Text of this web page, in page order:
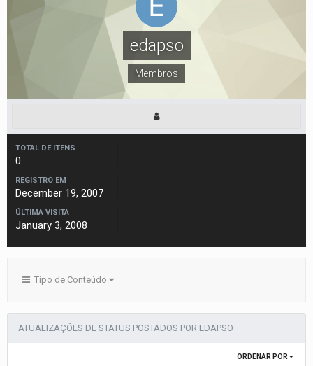
edapso
Membros
TOTAL DE ITENS
0
REGISTRO EM
December 19, 2007
ÚLTIMA VISITA
January 3, 2008
Tipo de Conteúdo
ATUALIZAÇÕES DE STATUS POSTADOS POR EDAPSO
ORDENAR POR